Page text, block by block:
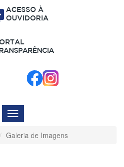
Menu
de
Navegação
Galeria de Imagens